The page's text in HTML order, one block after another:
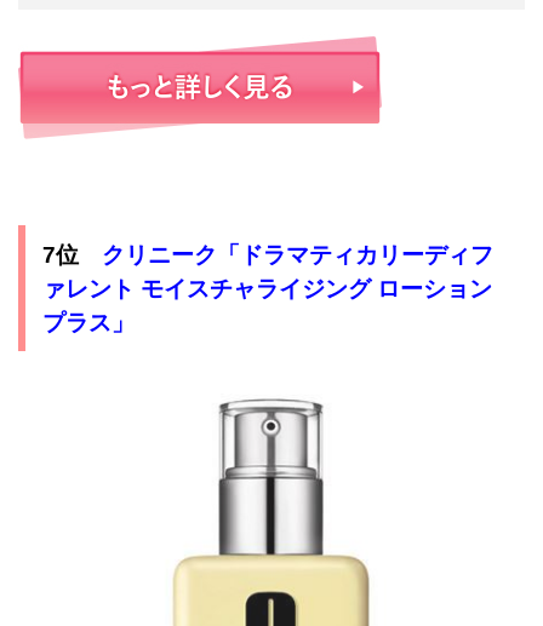
7位 クリニーク「ドラマティカリーディフ
ァレント モイスチャライジング ローション
プラス」